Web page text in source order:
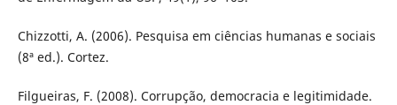
Chizzotti, A. (2006). Pesquisa em ciências humanas e sociais
(8ª ed.). Cortez.
Filgueiras, F. (2008). Corrupção, democracia e legitimidade.